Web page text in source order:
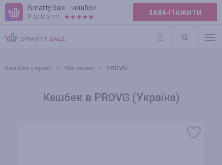
Smarty.Sale - кешбек
Play Market: ЗАВАНТАЖИТИ
ПРАВИЛА
ПЛАГІНИ
Кешбек сервіс Магазини PROVG
Кешбек в PROVG (Україна)